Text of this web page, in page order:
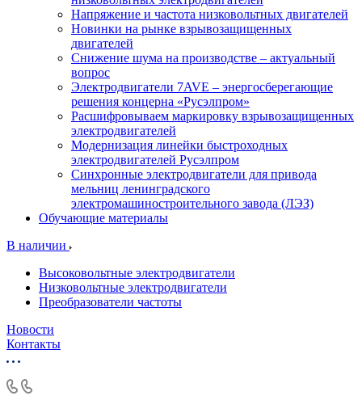
Напряжение и частота низковольтных двигателей
Новинки на рынке взрывозащищенных
двигателей
Снижение шума на производстве – актуальный
вопрос
Электродвигатели 7AVE – энергосберегающие
решения концерна «Русэлпром»
Расшифровываем маркировку взрывозащищенных
электродвигателей
Модернизация линейки быстроходных
электродвигателей Русэлпром
Синхронные электродвигатели для привода
мельниц ленинградского
электромашиностроительного завода (ЛЭЗ)
Обучающие материалы
В наличии
Высоковольтные электродвигатели
Низковольтные электродвигатели
Преобразователи частоты
Новости
Контакты